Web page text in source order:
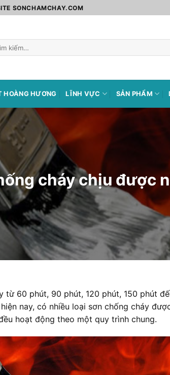
SONCHAMCHAY.COM
HOÀNG HƯƠNG LĨNH VỰC SẢN PHẨM
cháy chịu được
từ 60 phút, 90 phút, 120 phút, 150 phút
nay, có nhiều loại sơn chống cháy
hoạt động theo một quy trình chung.